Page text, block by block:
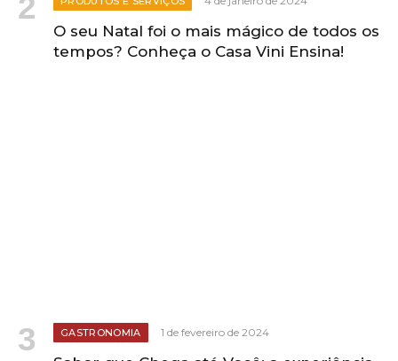
O seu Natal foi o mais mágico de todos os
tempos? Conheça o Casa Vini Ensina!
GASTRONOMIA 1 de fevereiro de 2024